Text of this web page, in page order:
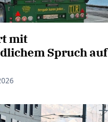
mit
Spruch auf